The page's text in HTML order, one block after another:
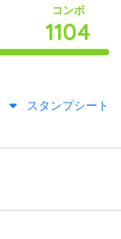
コンボ
1104
スタンプシート